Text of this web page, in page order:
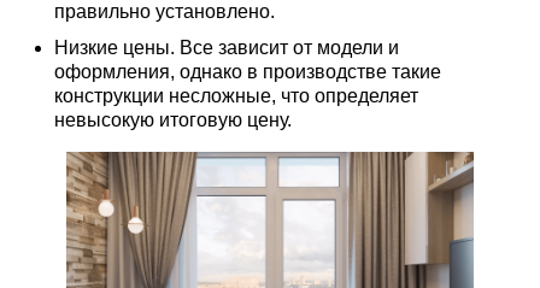
правильно установлено.
Низкие цены. Все зависит от модели и
оформления, однако в производстве такие
конструкции несложные, что определяет
невысокую итоговую цену.